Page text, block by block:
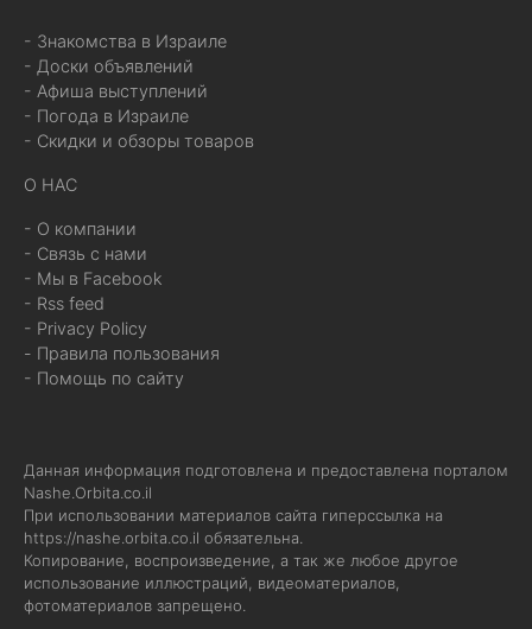
- Знакомства в Израиле
- Доски объявлений
- Афиша выступлений
- Погода в Израиле
- Скидки и обзоры товаров
О НАС
- О компании
- Связь с нами
- Мы в Facebook
- Rss feed
- Privacy Policy
- Правила пользования
- Помощь по сайту
Данная информация подготовлена и предоставлена порталом
Nashe.Orbita.co.il
При использовании материалов сайта гиперссылка на
https://nashe.orbita.co.il обязательна.
Копирование, воспроизведение, а так же любое другое
использование иллюстраций, видеоматериалов,
фотоматериалов запрещено.